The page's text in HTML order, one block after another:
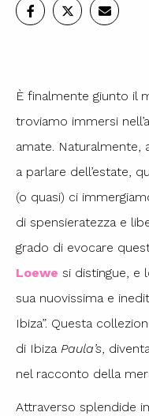
È finalmente giunto il
troviamo immersi
amate. Naturalmente,
a parlare dell’estate,
(o quasi) ci
di spensieratezza e
grado di evocare
Loewe si distingue, e
sua nuovissima e
Ibiza”. Questa
di Ibiza Paula’s ,
nel racconto della
Attraverso splendide